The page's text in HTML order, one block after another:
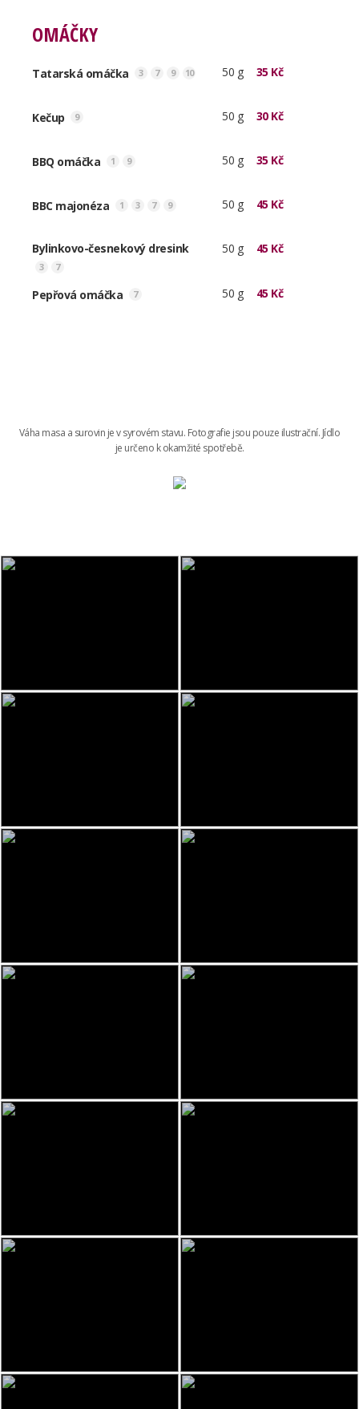
OMÁČKY
Tatarská omáčka 50 g 35 Kč
3 7 9 10
Kečup 50 g 30 Kč
9
BBQ omáčka 50 g 35 Kč
1 9
BBC majonéza 50 g 45 Kč
1 3 7 9
Bylinkovo-česnekový dresink 50 g 45 Kč
3 7
Pepřová omáčka 50 g 45 Kč
7
Váha masa a surovin je v syrovém stavu. Fotografie jsou pouze ilustrační. Jídlo
je určeno k okamžité spotřebě.